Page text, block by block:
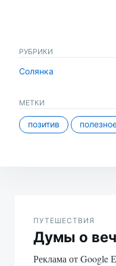
РУБРИКИ
Солянка
МЕТКИ
позитив
записям
ПУТЕШЕСТВИЯ
Думы о
Реклама от Google